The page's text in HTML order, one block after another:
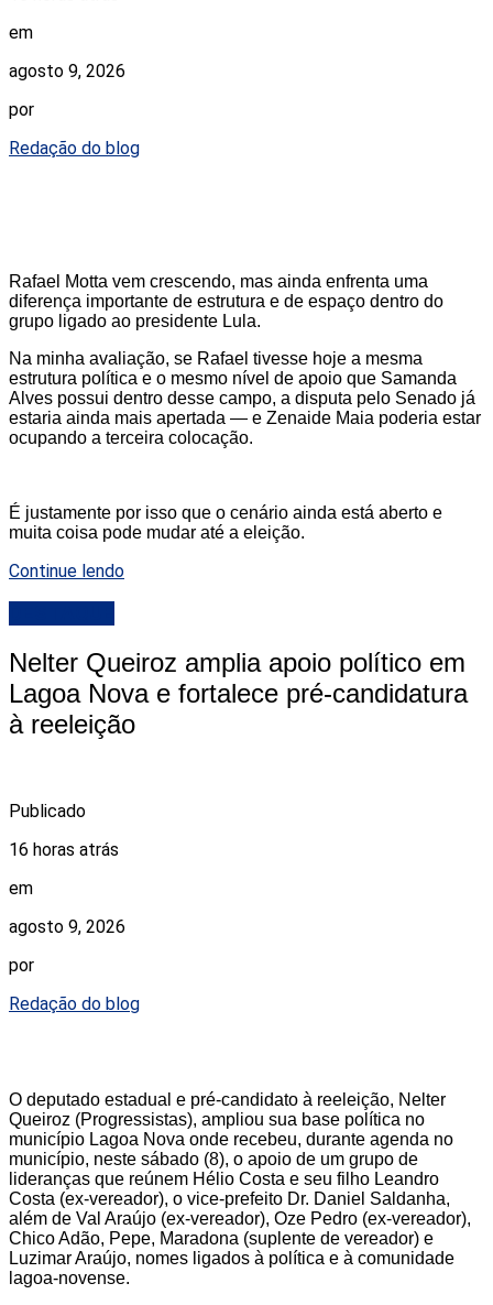
em
agosto 9, 2026
por
Redação do blog
Rafael Motta vem crescendo, mas ainda enfrenta uma
diferença importante de estrutura e de espaço dentro do
grupo ligado ao presidente Lula.
Na minha avaliação, se Rafael tivesse hoje a mesma
estrutura política e o mesmo nível de apoio que Samanda
Alves possui dentro desse campo, a disputa pelo Senado já
estaria ainda mais apertada — e Zenaide Maia poderia estar
ocupando a terceira colocação.
É justamente por isso que o cenário ainda está aberto e
muita coisa pode mudar até a eleição.
Continue lendo
Nelter Queiroz amplia apoio político em
Lagoa Nova e fortalece pré-candidatura
à reeleição
Publicado
16 horas atrás
em
agosto 9, 2026
por
Redação do blog
O deputado estadual e pré-candidato à reeleição, Nelter
Queiroz (Progressistas), ampliou sua base política no
município Lagoa Nova onde recebeu, durante agenda no
município, neste sábado (8), o apoio de um grupo de
lideranças que reúnem Hélio Costa e seu filho Leandro
Costa (ex-vereador), o vice-prefeito Dr. Daniel Saldanha,
além de Val Araújo (ex-vereador), Oze Pedro (ex-vereador),
Chico Adão, Pepe, Maradona (suplente de vereador) e
Luzimar Araújo, nomes ligados à política e à comunidade
lagoa-novense.